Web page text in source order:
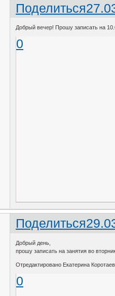
Поделиться
Добрый вечер! Прошу записать на
0
Поделиться
Добрый день,
прошу записать на занятия во
Отредактировано Екатерина
0